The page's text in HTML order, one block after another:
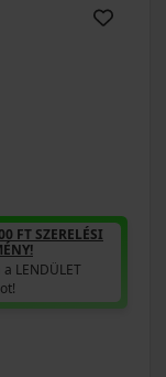
FT SZERELÉSI
LENDÜLET